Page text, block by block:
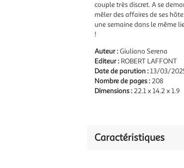
couple très discret. A se
mêler des affaires de ses
une semaine dans le même
!
Auteur :Giuliano Serena
Editeur : ROBERT LAFFONT
Date de parution :13/03/
Nombre de pages :208
Dimensions :22.1 x 14.2 x 1.9
Caractéristiques